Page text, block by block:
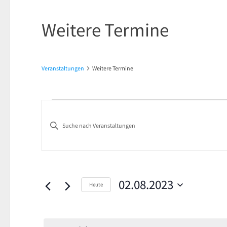
Weitere Termine
Veranstaltungen Weitere Termine
für
2.
August
2023
Suche
und
Ansichten,
Navigation
Bitte
eingeben.
nach
Veranstaltungen
Heute 02.08.2023